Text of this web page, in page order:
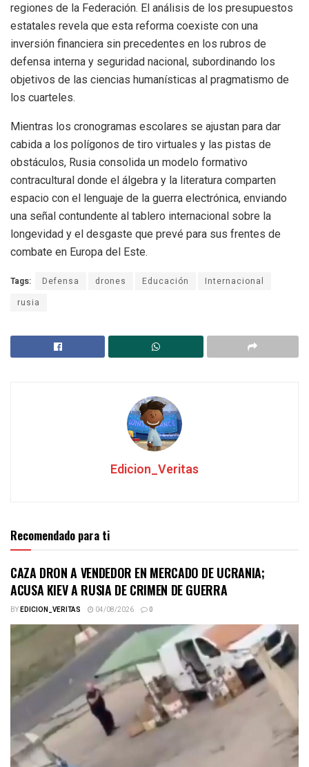
regiones de la Federación. El análisis de los presupuestos
estatales revela que esta reforma coexiste con una
inversión financiera sin precedentes en los rubros de
defensa interna y seguridad nacional, subordinando los
objetivos de las ciencias humanísticas al pragmatismo de
los cuarteles.
Mientras los cronogramas escolares se ajustan para dar
cabida a los polígonos de tiro virtuales y las pistas de
obstáculos, Rusia consolida un modelo formativo
contracultural donde el álgebra y la literatura comparten
espacio con el lenguaje de la guerra electrónica, enviando
una señal contundente al tablero internacional sobre la
longevidad y el desgaste que prevé para sus frentes de
combate en Europa del Este.
Tags: Defensa drones Educación
Internacional
rusia
Edicion_Veritas
Recomendado para ti
CAZA DRON A VENDEDOR EN MERCADO DE UCRANIA;
ACUSA KIEV A RUSIA DE CRIMEN DE GUERRA
BYEDICION_VERITAS 04/08/2026 0